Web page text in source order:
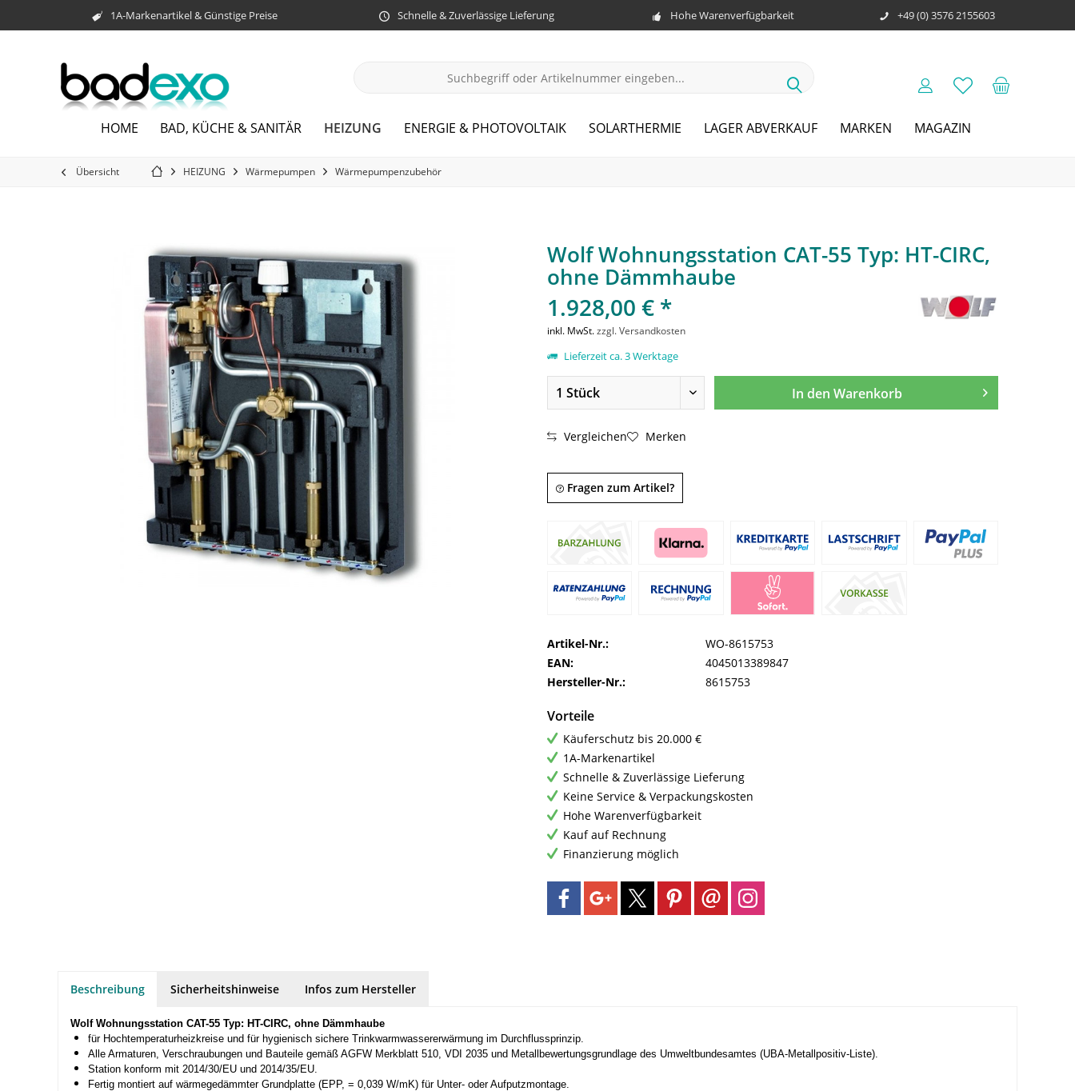
1A-Markenartikel & Günstige Preise Schnelle & Zuverlässige Lieferung Hohe Warenverfügbarkeit +49 (0) 3576 2155603
HOME BAD, KÜCHE & SANITÄR HEIZUNG ENERGIE & PHOTOVOLTAIK SOLARTHERMIE LAGER ABVERKAUF MARKEN MAGAZIN
Übersicht HEIZUNG Wärmepumpen Wärmepumpenzubehör
Wolf Wohnungsstation CAT-55 Typ: HT-CIRC,
ohne Dämmhaube
1.928,00 € *
inkl. MwSt.zzgl. Versandkosten
Lieferzeit ca. 3 Werktage
In den Warenkorb
Vergleichen Merken
Fragen zum Artikel?
Artikel-Nr.:
WO-8615753
EAN:
4045013389847
Hersteller-Nr.:
8615753
Vorteile
Käuferschutz bis 20.000 €
1A-Markenartikel
Schnelle & Zuverlässige Lieferung
Keine Service & Verpackungskosten
Hohe Warenverfügbarkeit
Kauf auf Rechnung
Finanzierung möglich
Beschreibung Sicherheitshinweise Infos zum Hersteller
Wolf Wohnungsstation CAT-55 Typ: HT-CIRC, ohne Dämmhaube
für Hochtemperaturheizkreise und für hygienisch sichere Trinkwarmwassererwärmung im Durchflussprinzip.
Alle Armaturen, Verschraubungen und Bauteile gemäß AGFW Merkblatt 510, VDI 2035 und Metallbewertungsgrundlage des Umweltbundesamtes (UBA-Metallpositiv-Liste).
Station konform mit 2014/30/EU und 2014/35/EU.
Fertig montiert auf wärmegedämmter Grundplatte (EPP, = 0,039 W/mK) für Unter- oder Aufputzmontage.